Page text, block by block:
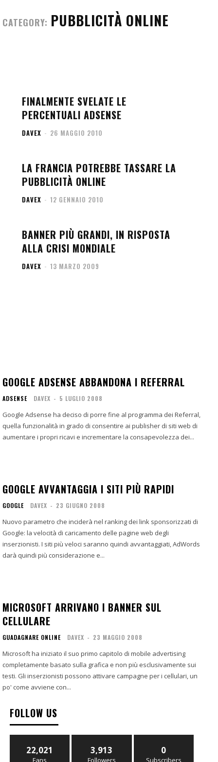
CATEGORY: PUBBLICITÀ ONLINE
FINALMENTE SVELATE LE
PERCENTUALI ADSENSE
DAVEX - 26 MAGGIO 2010
LA FRANCIA POTREBBE TASSARE LA
PUBBLICITÀ ONLINE
DAVEX - 12 GENNAIO 2010
BANNER PIÙ GRANDI, IN RISPOSTA
ALLA CRISI MONDIALE
DAVEX - 13 MARZO 2009
GOOGLE ADSENSE ABBANDONA I REFERRAL
ADSENSE DAVEX - 5 LUGLIO 2008
Google Adsense ha deciso di porre fine al programma dei Referral,
quella funzionalità in grado di consentire ai publisher di siti web di
aumentare i propri ricavi e incrementare la consapevolezza dei...
GOOGLE AVVANTAGGIA I SITI PIÙ RAPIDI
GOOGLE DAVEX - 23 GIUGNO 2008
Nuovo parametro che inciderà nel ranking dei link sponsorizzati di
Google: la velocità di caricamento delle pagine web degli
inserzionisti. I siti più veloci saranno quindi avvantaggiati, AdWords
darà quindi più considerazione e...
MICROSOFT ARRIVANO I BANNER SUL
CELLULARE
GUADAGNARE ONLINE DAVEX - 23 MAGGIO 2008
Microsoft ha iniziato il suo primo capitolo di mobile advertising
completamente basato sulla grafica e non più esclusivamente sui
testi. Gli inserzionisti possono attivare campagne per i cellulari, un
po' come avviene con...
FOLLOW US
22,021
Fans
3,913
Followers
0
Subscribers